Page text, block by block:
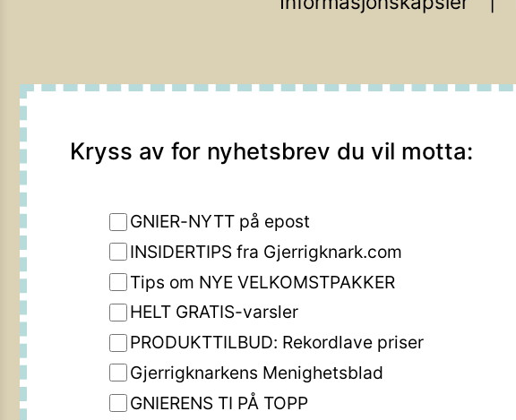
Kryss av for nyhetsbrev du vil motta:
GNIER-NYTT på epost
INSIDERTIPS fra Gjerrigknark.com
Tips om NYE VELKOMSTPAKKER
HELT GRATIS-varsler
PRODUKTTILBUD: Rekordlave priser
Gjerrigknarkens Menighetsblad
GNIERENS TI PÅ TOPP